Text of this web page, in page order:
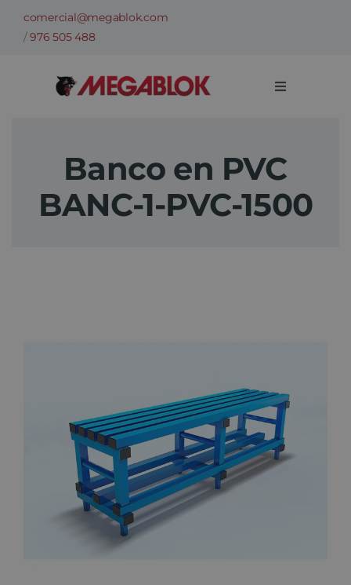
Saltarcomercial@megablok.com
/976 505 488
Toggle
Sectores
Contacto
Banco en PVC
BANC-1-PVC-1500